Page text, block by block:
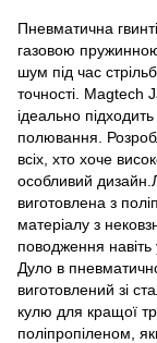
Пневматична
газовою
шум під час
точності. Magtech
ідеально
полювання.
всіх, хто хоче
особливий
виготовлена з
матеріалу з
поводження навіть
Дуло в
виготовлений зі
кулю для кращої
поліпропіленом,